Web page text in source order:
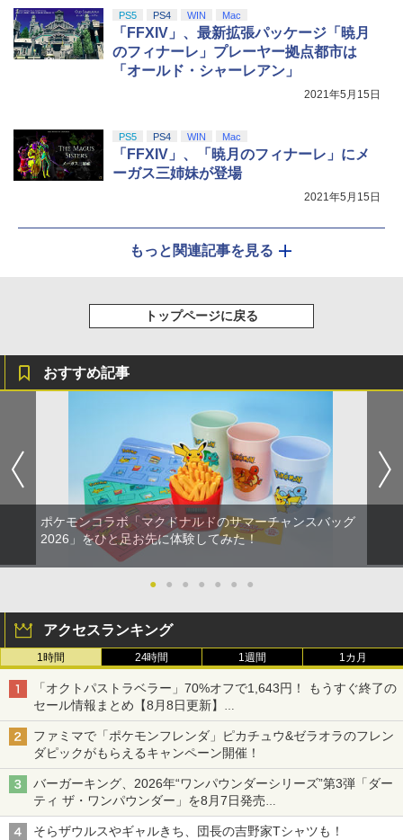
PS5 PS4 WIN Mac
「FFXIV」、最新拡張パッケージ「暁月
のフィナーレ」プレーヤー拠点都市は
「オールド・シャーレアン」
2021年5月15日
PS5 PS4 WIN Mac
「FFXIV」、「暁月のフィナーレ」にメ
ーガス三姉妹が登場
2021年5月15日
もっと関連記事を見る
トップページに戻る
おすすめ記事
ポケモンコラボ「マクドナルドのサマーチャンスバッグ
2026」をひと足お先に体験してみた！
● ● ● ● ● ● ●
アクセスランキング
1時間 24時間 1週間 1カ月
「オクトパストラベラー」70%オフで1,643円！ もうすぐ終了の
セール情報まとめ【8月8日更新】
ニンテンドーeショップでは「大神 絶景版」が67%オフで990円
ファミマで「ポケモンフレンダ」ピカチュウ&ゼラオラのフレン
ダピックがもらえるキャンペーン開催！
バーガーキング、2026年“ワンパウンダーシリーズ”第3弾「ダー
ティ ザ・ワンパウンダー」を8月7日発売
「特製ガーリックマヨソース」を使用した超大型チーズバーガー
そらザウルスやギャルきち、団長の吉野家Tシャツも！